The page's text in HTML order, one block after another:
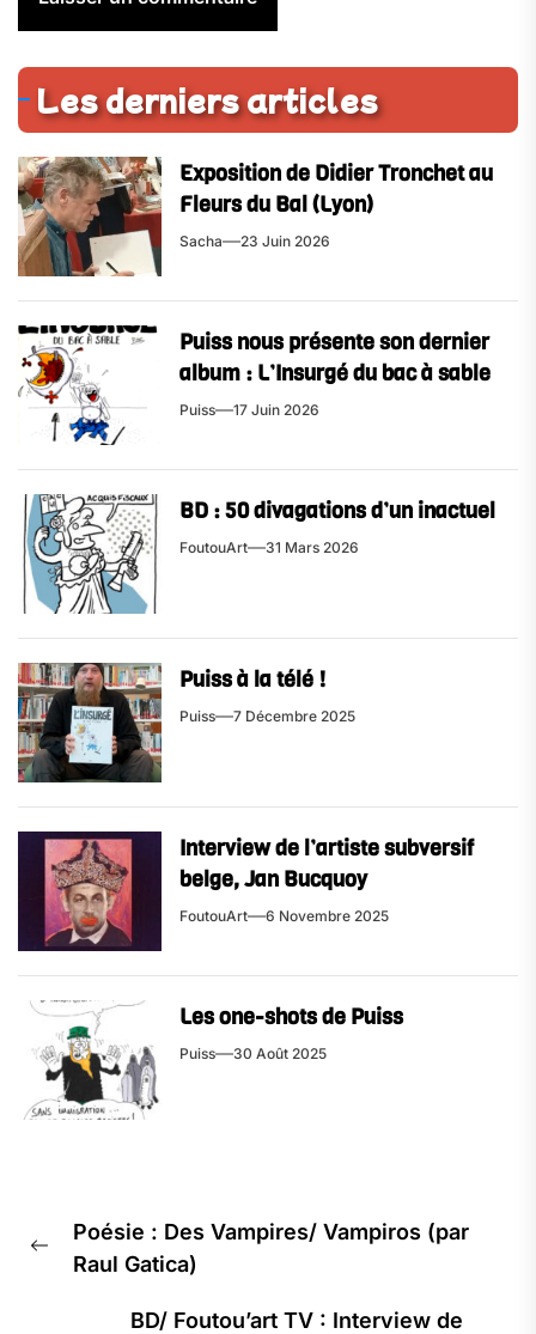
Les derniers articles
Exposition de Didier Tronchet au
Fleurs du Bal (Lyon)
Sacha 23 Juin 2026
Puiss nous présente son dernier
album : L’Insurgé du bac à sable
Puiss 17 Juin 2026
BD : 50 divagations d’un inactuel
FoutouArt 31 Mars 2026
Puiss à la télé !
Puiss 7 Décembre 2025
Interview de l’artiste subversif
belge, Jan Bucquoy
FoutouArt 6 Novembre 2025
Les one-shots de Puiss
Puiss 30 Août 2025
de
l’article
Previous
Poésie : Des Vampires/ Vampiros (par
Raul Gatica)
BD/ Foutou’art TV : Interview de